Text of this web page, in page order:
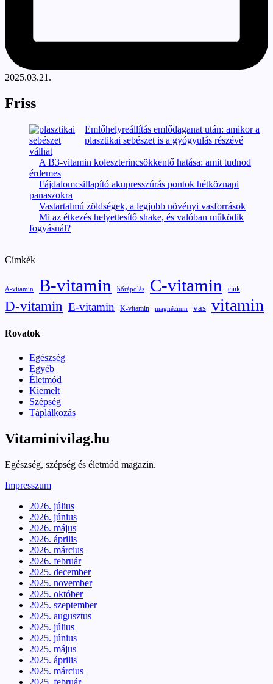
2025.03.21.
Friss
Emlőhelyreállítás emlődaganat után: amikor a
plasztikai sebészet is a gyógyulás részévé
válhat
A B3-vitamin koleszterincsökkentő hatása: amit tudnod
érdemes
Fájdalomcsillapító akupresszúrás pontok hétköznapi
panaszokra
Vastartalmú zöldségek, a legjobb növényi vasforrások
Mi az étkezés helyettesítő shake, és valóban működik
fogyásnál?
Címkék
A-vitamin B-vitamin bőrápolás C-vitamin cink
D-vitamin E-vitamin K-vitamin magnézium vas vitamin
Rovatok
Egészség
Egyéb
Életmód
Kiemelt
Szépség
Táplálkozás
Vitaminivilag.hu
Egészség, szépség és életmód magazin.
Impresszum
2026. július
2026. június
2026. május
2026. április
2026. március
2026. február
2025. december
2025. november
2025. október
2025. szeptember
2025. augusztus
2025. július
2025. június
2025. május
2025. április
2025. március
2025. február